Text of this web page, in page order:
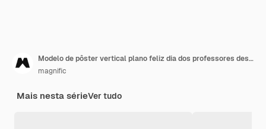
Modelo de pôster vertical plano feliz dia dos professores desenhado à mão
magnific
Mais nesta sérieVer tudo